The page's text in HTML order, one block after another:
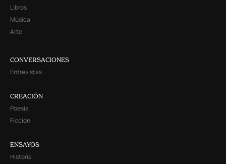
Libros
Música
Arte
CONVERSACIONES
Entrevistas
CREACIÓN
Poesía
Ficción
ENSAYOS
Historia